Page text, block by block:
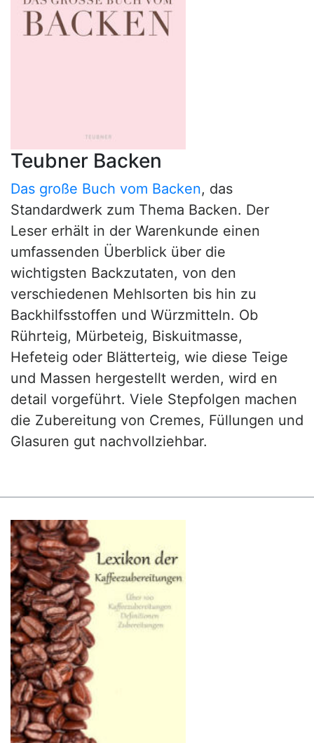
Teubner Backen
Das große Buch vom Backen, das
Standardwerk zum Thema Backen. Der
Leser erhält in der Warenkunde einen
umfassenden Überblick über die
wichtigsten Backzutaten, von den
verschiedenen Mehlsorten bis hin zu
Backhilfsstoffen und Würzmitteln. Ob
Rührteig, Mürbeteig, Biskuitmasse,
Hefeteig oder Blätterteig, wie diese Teige
und Massen hergestellt werden, wird en
detail vorgeführt. Viele Stepfolgen machen
die Zubereitung von Cremes, Füllungen und
Glasuren gut nachvollziehbar.